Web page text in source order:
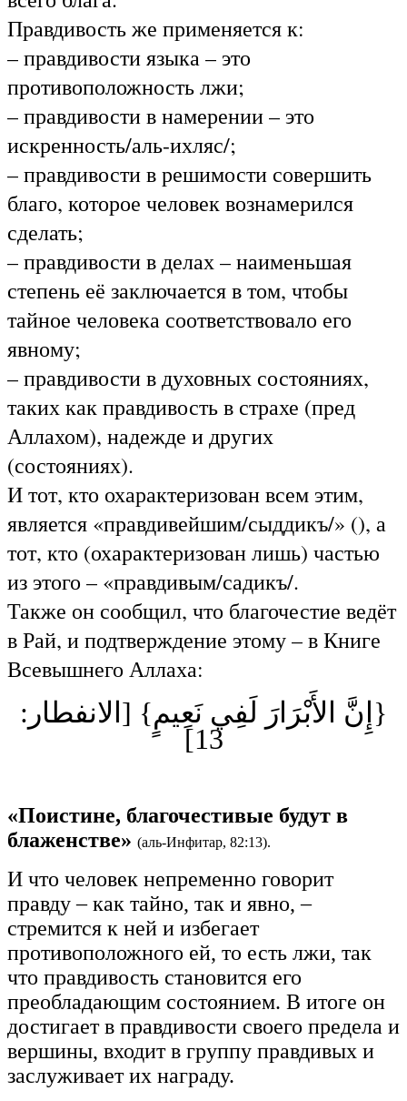
Правдивость же применяется к:
– правдивости языка – это
противоположность лжи;
– правдивости в намерении – это
искренность/аль-ихляс/;
– правдивости в решимости совершить
благо, которое человек вознамерился
сделать;
– правдивости в делах – наименьшая
степень её заключается в том, чтобы
тайное человека соответствовало его
явному;
– правдивости в духовных состояниях,
таких как правдивость в страхе (пред
Аллахом), надежде и других
(состояниях).
И тот, кто охарактеризован всем этим,
является «правдивейшим/сыддикъ/» (), а
тот, кто (охарактеризован лишь) частью
из этого – «правдивым/садикъ/.
Также он сообщил, что благочестие ведёт
в Рай, и подтверждение этому – в Книге
Всевышнего Аллаха:
{إِنَّ الأَبْرَارَ لَفِي نَعِيمٍ} [الانفطار:
13]
«Поистине, благочестивые будут в
блаженстве» (аль-Инфитар, 82:13).
И что человек непременно говорит
правду – как тайно, так и явно, –
стремится к ней и избегает
противоположного ей, то есть лжи, так
что правдивость становится его
преобладающим состоянием. В итоге он
достигает в правдивости своего предела и
вершины, входит в группу правдивых и
заслуживает их награду.